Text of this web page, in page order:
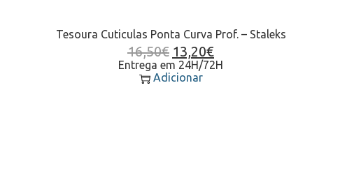
Tesoura Cuticulas Ponta Curva Prof. – Staleks
16,50€ 13,20€
Entrega em 24H/72H
Adicionar